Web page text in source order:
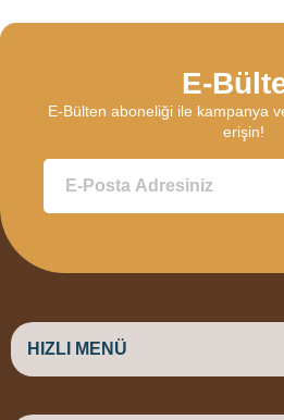
E-
E-Bülten aboneliği ile kampanya
erişin!
HIZLI MENÜ
ANASAYFA